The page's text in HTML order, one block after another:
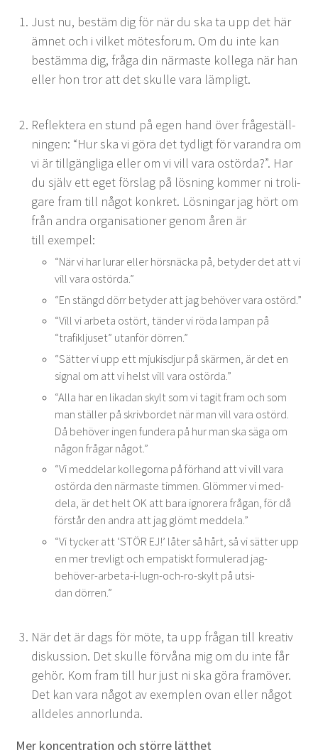
Just nu, bestäm dig för när du ska ta upp det här
ämnet och i vilket mötes­fo­rum. Om du inte kan
bestäm­ma dig, frå­ga din när­maste kol­le­ga när han
eller hon tror att det skulle vara lämpligt.
Reflek­tera en stund på egen hand över frågeställ­
nin­gen: “Hur ska vi göra det tydligt för varan­dra om
vi är till­gäng­li­ga eller om vi vill vara ostör­da?”. Har
du själv ett eget förslag på lös­ning kom­mer ni troli­
gare fram till något konkret. Lös­ningar jag hört om
från andra organ­i­sa­tion­er genom åren är
till exempel:
“När vi har lurar eller hörsnäc­ka på, bety­der det att vi
vill vara ostörda.”
“En stängd dörr bety­der att jag behöver vara ostörd.”
“Vill vi arbe­ta ostört, tän­der vi röda lam­pan på
“trafikljuset” utan­för dörren.”
“Sät­ter vi upp ett mjuk­is­d­jur på skär­men, är det en
sig­nal om att vi helst vill vara ostörda.”
“Alla har en likadan skylt som vi tag­it fram och som
man ställer på skrivbor­det när man vill vara ostörd.
Då behöver ingen fun­dera på hur man ska säga om
någon frå­gar något.”
“Vi med­de­lar kol­le­gor­na på för­hand att vi vill vara
ostör­da den när­maste tim­men. Glöm­mer vi med­
dela, är det helt OK att bara ignor­era frå­gan, för då
förstår den andra att jag glömt meddela.”
“Vi tyck­er att ‘STÖR EJ!’ låter så hårt, så vi sät­ter upp
en mer trevligt och empatiskt for­muler­ad jag-
behöver-arbe­ta-i-lugn-och-ro-skylt på utsi­
dan dörren.”
När det är dags för möte, ta upp frå­gan till kreativ
diskus­sion. Det skulle förvå­na mig om du inte får
gehör. Kom fram till hur just ni ska göra framöver.
Det kan vara något av exem­plen ovan eller något
allde­les annorlunda.
Mer kon­cen­tra­tion och större lätthet